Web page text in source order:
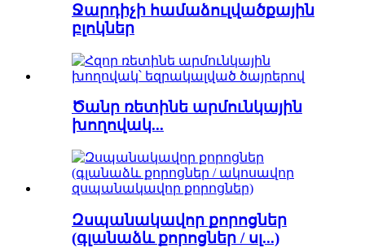
Ջարդիչի համաձուլվածքային
բլոկներ
Ծանր ռետինե արմունկային
խողովակ...
Զսպանակավոր քորոցներ
(գլանաձև քորոցներ / սլ...)